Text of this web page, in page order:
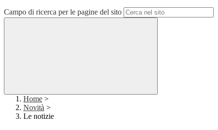
Campo di ricerca per le pagine del sito
Home >
Novità >
Le notizie